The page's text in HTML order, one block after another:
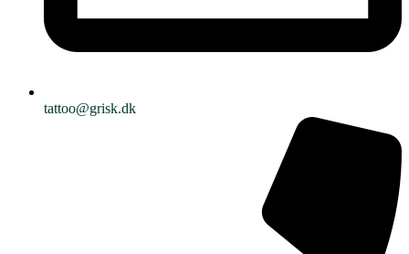
tattoo@grisk.dk